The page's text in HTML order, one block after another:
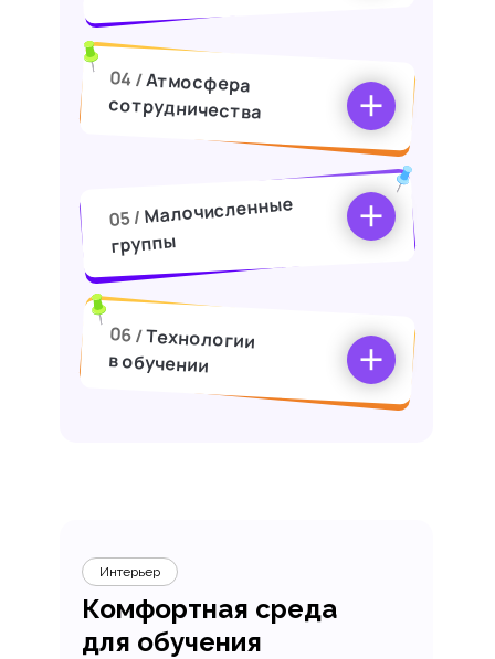
04 /Атмосфера
сотрудничества
05 / Малочисленные
группы
06 /Технологии
в обучении
Комфортная среда
для обучения
Интерьер